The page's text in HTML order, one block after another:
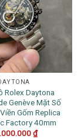
Rolex Daytona
Genève Mặt Số
Gốm Replica
Factory 40mm
₫